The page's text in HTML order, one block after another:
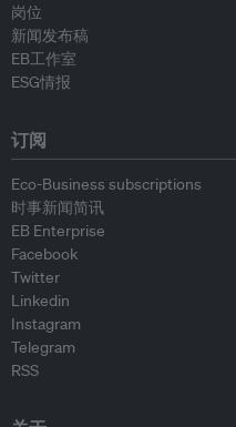
岗位
新闻发布稿
EB工作室
ESG情报
订阅
Eco-Business subscriptions
时事新闻简讯
EB Enterprise
Facebook
Twitter
Linkedin
Instagram
Telegram
RSS